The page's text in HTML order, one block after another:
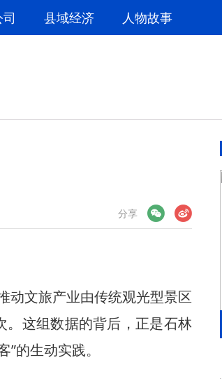
县域经济 人物故事
分享
微博
文旅产业由传统观光型景区
。这组数据的背后，正是石林
的生动实践。